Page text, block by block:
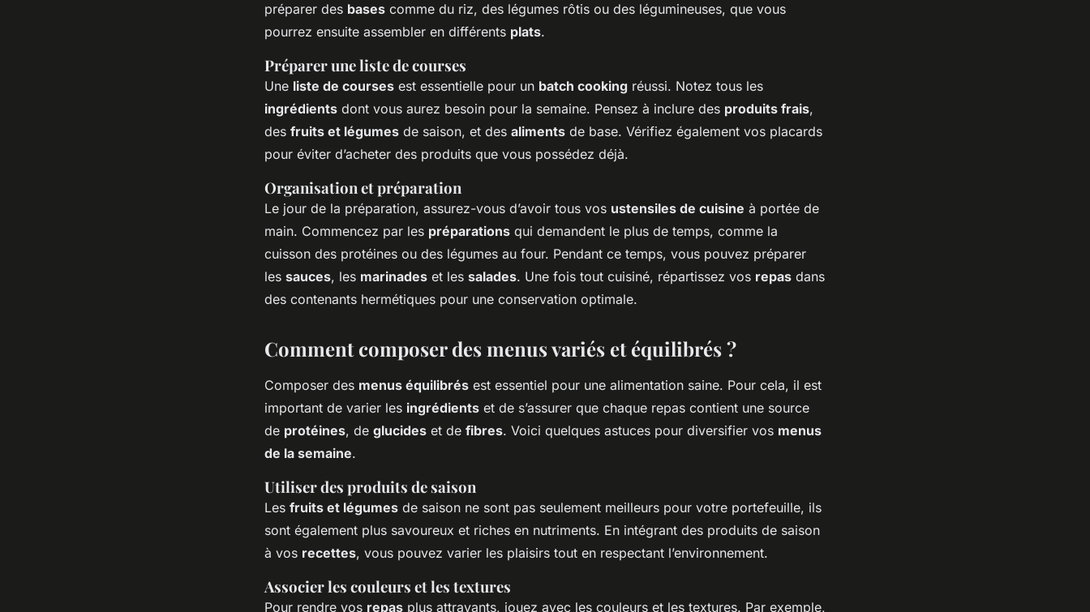
préparer des bases comme du riz, des légumes rôtis ou des légumineuses, que vous
pourrez ensuite assembler en différents plats.
Préparer une liste de courses
Une liste de courses est essentielle pour un batch cooking réussi. Notez tous les
ingrédients dont vous aurez besoin pour la semaine. Pensez à inclure des produits frais,
des fruits et légumes de saison, et des aliments de base. Vérifiez également vos placards
pour éviter d’acheter des produits que vous possédez déjà.
Organisation et préparation
Le jour de la préparation, assurez-vous d’avoir tous vos ustensiles de cuisine à portée de
main. Commencez par les préparations qui demandent le plus de temps, comme la
cuisson des protéines ou des légumes au four. Pendant ce temps, vous pouvez préparer
les sauces, les marinades et les salades. Une fois tout cuisiné, répartissez vos repas dans
des contenants hermétiques pour une conservation optimale.
Comment composer des menus variés et équilibrés ?
Composer des menus équilibrés est essentiel pour une alimentation saine. Pour cela, il est
important de varier les ingrédients et de s’assurer que chaque repas contient une source
de protéines, de glucides et de fibres. Voici quelques astuces pour diversifier vos menus
de la semaine.
Utiliser des produits de saison
Les fruits et légumes de saison ne sont pas seulement meilleurs pour votre portefeuille, ils
sont également plus savoureux et riches en nutriments. En intégrant des produits de saison
à vos recettes, vous pouvez varier les plaisirs tout en respectant l’environnement.
Associer les couleurs et les textures
Pour rendre vos repas plus attrayants, jouez avec les couleurs et les textures. Par exemple,